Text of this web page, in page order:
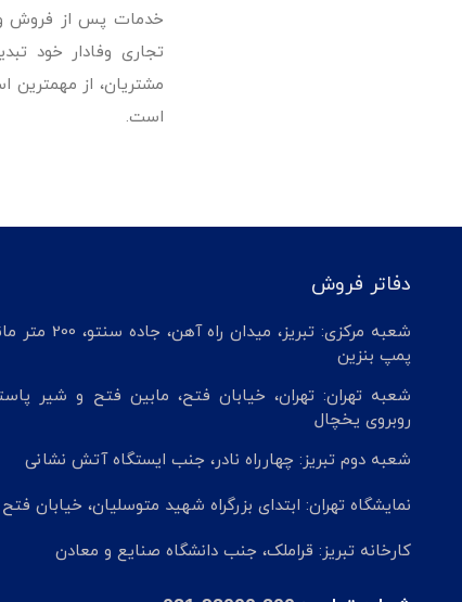
خدمات پس از فروش و
تجاری وفادار خود
مشتریان، از مهمترین
است.
دفاتر فروش
شعبه مرکزی: تبریز، میدان راه
پمپ بنزین
شعبه تهران: تهران، خیابان فتح، مابین فتح و شیر
روبروی یخچال
شعبه دوم تبریز: چهارراه نادر، جنب ایستگاه آتش نشانی
نمایشگاه تهران: ابتدای بزرگراه شهید متوسلیان، خیابان فتح 5
کارخانه تبریز: قراملک، جنب دانشگاه صنایع و معادن